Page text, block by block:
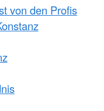
von den Profis